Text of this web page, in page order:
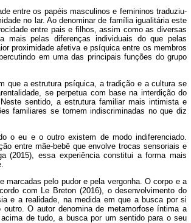
entre os papéis masculinos e femininos traduziu-
no lar. Ao denominar de família igualitária este
entre pais e filhos, assim como as diversas
mais pelas diferenças individuais do que pelas
proximidade afetiva e psíquica entre os membros
em uma das principais funções do grupo
que a estrutura psíquica, a tradição e a cultura se
se perpetua com base na interdição do
sentido, a estrutura familiar mais intimista e
familiares se tornem indiscriminadas no que diz
o eu e o outro existem de modo indiferenciado.
entre mãe-bebê que envolve trocas sensoriais e
(2015), essa experiência constitui a forma mais
pelo pudor e pela vergonha. O corpo e a
com Le Breton (2016), o desenvolvimento do
e a realidade, na medida em que a busca por si
O autor denomina de metamorfose íntima a
de tudo, a busca por um sentido para o seu